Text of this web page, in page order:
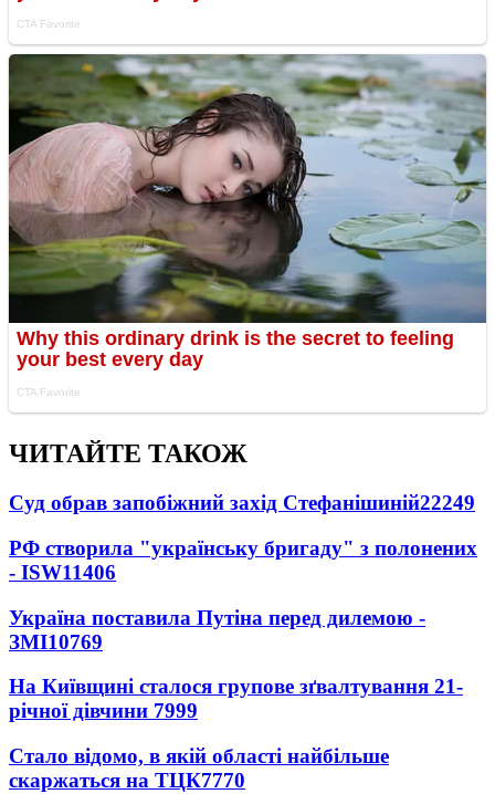
ЧИТАЙТЕ ТАКОЖ
Суд обрав запобіжний захід Стефанішиній22249
РФ створила "українську бригаду" з полонених
- ISW11406
Україна поставила Путіна перед дилемою -
ЗМІ10769
На Київщині сталося групове зґвалтування 21-
річної дівчини 7999
Стало відомо, в якій області найбільше
скаржаться на ТЦК7770